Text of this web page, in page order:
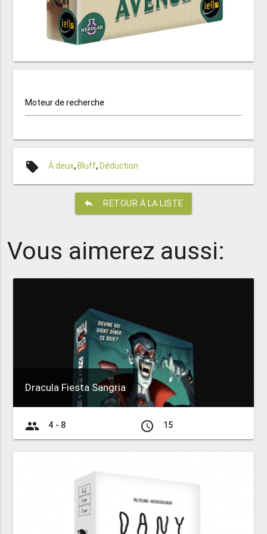
Moteur de recherche
local_offer À deux,Bluff,Déduction
reply RETOUR À LA LISTE
Vous aimerez aussi:
Dracula Fiesta Sangria
group 4 - 8 access_time 15